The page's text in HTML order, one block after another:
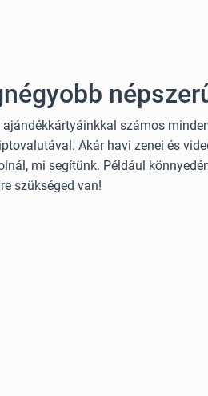
ajándékkártyáinkkal számos
Akár havi zenei és
mi segítünk. Például
szükséged van!